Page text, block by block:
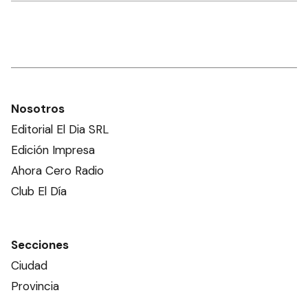
Nosotros
Editorial El Dia SRL
Edición Impresa
Ahora Cero Radio
Club El Día
Secciones
Ciudad
Provincia